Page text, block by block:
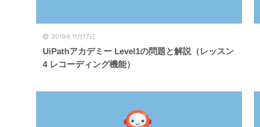
2019年11月17日
UiPathアカデミー Level1の問題と解説（レッスン
4 レコーディング機能）